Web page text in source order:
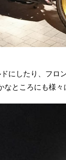
にしたり、フロ
ところにも様